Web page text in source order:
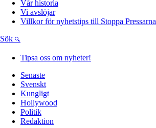
Vår historia
Vi avslöjar
Villkor för nyhetstips till Stoppa Pressarna
Sök
Tipsa oss om nyheter!
Senaste
Svenskt
Kungligt
Hollywood
Politik
Redaktion